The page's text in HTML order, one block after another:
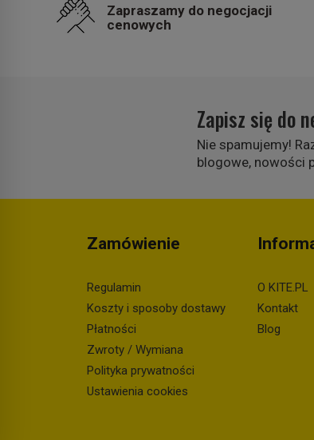
Zapraszamy do negocjacji
cenowych
Zapisz się do
Nie spamujemy!
blogowe, nowości
Zamówienie
Regulamin
Koszty i sposoby dostawy
Płatności
Zwroty / Wymiana
Polityka prywatności
Ustawienia cookies
O KITE.PL
Kontakt
Blog